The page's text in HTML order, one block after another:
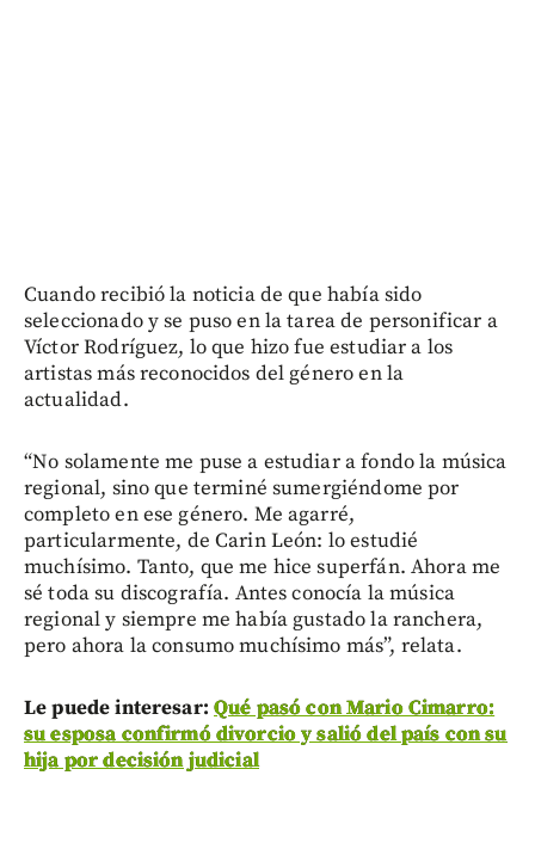
Cuando recibió la noticia de que había sido
seleccionado y se puso en la tarea de personificar a
Víctor Rodríguez, lo que hizo fue estudiar a los
artistas más reconocidos del género en la
actualidad.
“No solamente me puse a estudiar a fondo la música
regional, sino que terminé sumergiéndome por
completo en ese género. Me agarré,
particularmente, de Carin León: lo estudié
muchísimo. Tanto, que me hice superfán. Ahora me
sé toda su discografía. Antes conocía la música
regional y siempre me había gustado la ranchera,
pero ahora la consumo muchísimo más”, relata.
Le puede interesar: Qué pasó con Mario Cimarro:
su esposa confirmó divorcio y salió del país con su
hija por decisión judicial